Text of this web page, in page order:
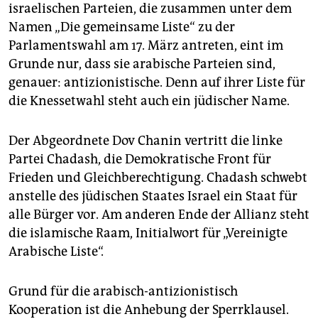
epaper login
israelischen Parteien, die zusammen unter dem
Namen „Die gemeinsame Liste“ zu der
Parlamentswahl am 17. März antreten, eint im
Grunde nur, dass sie arabische Parteien sind,
genauer: antizionistische. Denn auf ihrer Liste für
die Knessetwahl steht auch ein jüdischer Name.
Der Abgeordnete Dov Chanin vertritt die linke
Partei Chadash, die Demokratische Front für
Frieden und Gleichberechtigung. Chadash schwebt
anstelle des jüdischen Staates Israel ein Staat für
alle Bürger vor. Am anderen Ende der Allianz steht
die islamische Raam, Initialwort für „Vereinigte
Arabische Liste“.
Grund für die arabisch-antizionistisch
Kooperation ist die Anhebung der Sperrklausel.